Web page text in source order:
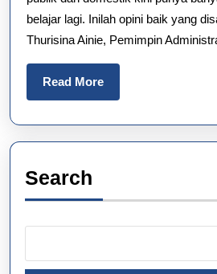
belajar lagi. Inilah opini baik yang
Thurisina Ainie, Pemimpin
Read MoreRead
More
Search